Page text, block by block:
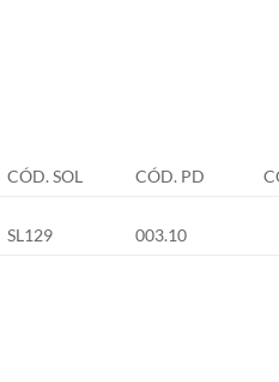
CÓD. SOL CÓD. PD
SL129 003.10